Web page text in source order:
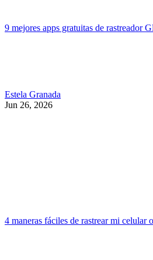
9 mejores apps gratuitas de rastreador
Estela Granada
Jun 26, 2026
4 maneras fáciles de rastrear mi celular